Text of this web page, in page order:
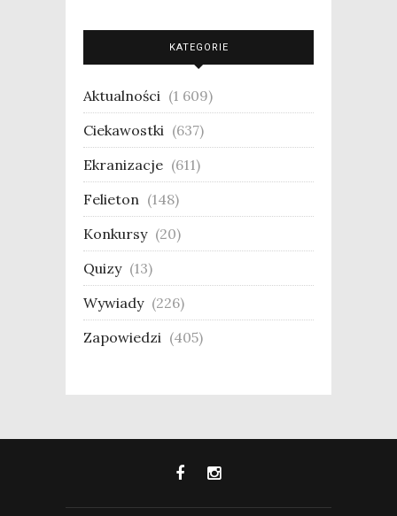
KATEGORIE
Aktualności (1 609)
Ciekawostki (637)
Ekranizacje (611)
Felieton (148)
Konkursy (20)
Quizy (13)
Wywiady (226)
Zapowiedzi (405)